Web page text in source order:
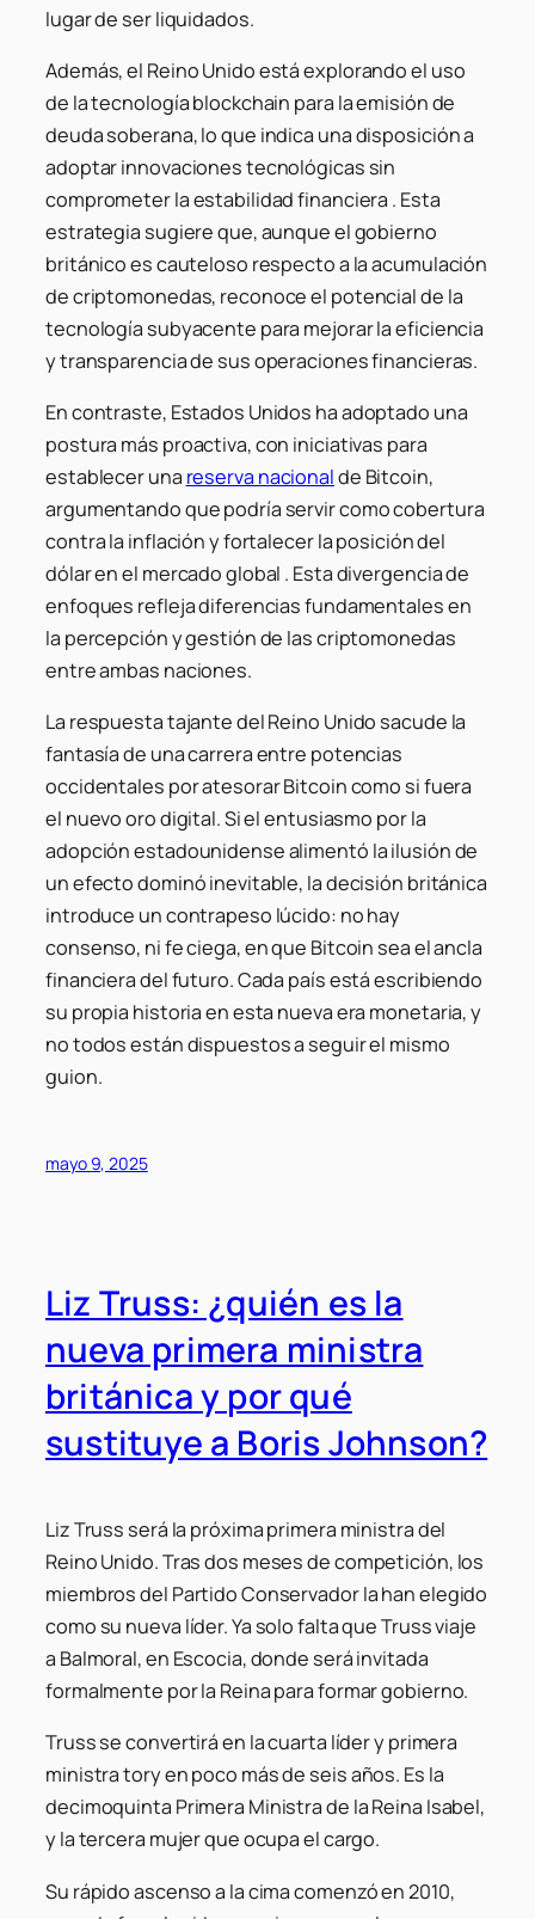
lugar de ser liquidados.
Además, el Reino Unido está explorando el uso
de la tecnología blockchain para la emisión de
deuda soberana, lo que indica una disposición a
adoptar innovaciones tecnológicas sin
comprometer la estabilidad financiera . Esta
estrategia sugiere que, aunque el gobierno
británico es cauteloso respecto a la acumulación
de criptomonedas, reconoce el potencial de la
tecnología subyacente para mejorar la eficiencia
y transparencia de sus operaciones financieras.
En contraste, Estados Unidos ha adoptado una
postura más proactiva, con iniciativas para
establecer una reserva nacionalde Bitcoin,
argumentando que podría servir como cobertura
contra la inflación y fortalecer la posición del
dólar en el mercado global . Esta divergencia de
enfoques refleja diferencias fundamentales en
la percepción y gestión de las criptomonedas
entre ambas naciones.
La respuesta tajante del Reino Unido sacude la
fantasía de una carrera entre potencias
occidentales por atesorar Bitcoin como si fuera
el nuevo oro digital. Si el entusiasmo por la
adopción estadounidense alimentó la ilusión de
un efecto dominó inevitable, la decisión británica
introduce un contrapeso lúcido: no hay
consenso, ni fe ciega, en que Bitcoin sea el ancla
financiera del futuro. Cada país está escribiendo
su propia historia en esta nueva era monetaria, y
no todos están dispuestos a seguir el mismo
guion.
mayo 9, 2025
Liz Truss: ¿quién es la
nueva primera ministra
británica y por qué
sustituye a Boris Johnson?
Liz Truss será la próxima primera ministra del
Reino Unido. Tras dos meses de competición, los
miembros del Partido Conservador la han elegido
como su nueva líder. Ya solo falta que Truss viaje
a Balmoral, en Escocia, donde será invitada
formalmente por la Reina para formar gobierno.
Truss se convertirá en la cuarta líder y primera
ministratoryen poco más de seis años. Es la
decimoquinta Primera Ministra de la Reina Isabel,
y la tercera mujer que ocupa el cargo.
Su rápido ascenso a la cima comenzó en 2010,